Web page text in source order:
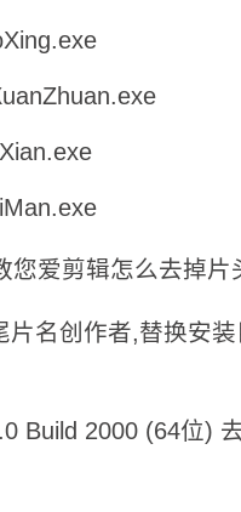
您爱剪辑怎么去掉片
片名创作者,替换安
Build 2000 (64位)